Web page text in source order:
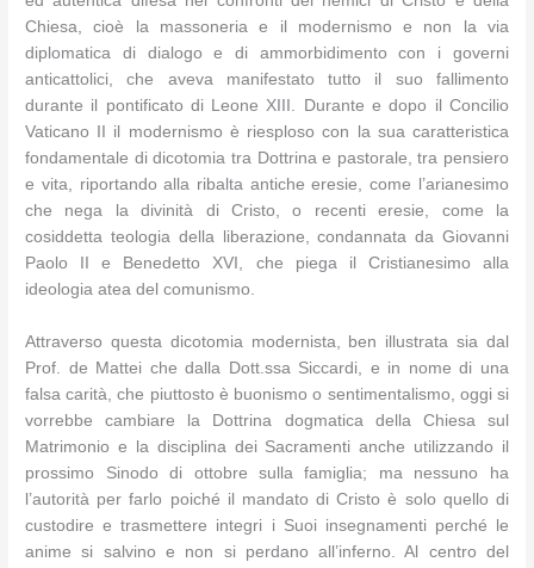
Chiesa, cioè la massoneria e il modernismo e non la via
diplomatica di dialogo e di ammorbidimento con i governi
anticattolici, che aveva manifestato tutto il suo fallimento
durante il pontificato di Leone XIII. Durante e dopo il Concilio
Vaticano II il modernismo è riesploso con la sua caratteristica
fondamentale di dicotomia tra Dottrina e pastorale, tra pensiero
e vita, riportando alla ribalta antiche eresie, come l’arianesimo
che nega la divinità di Cristo, o recenti eresie, come la
cosiddetta teologia della liberazione, condannata da Giovanni
Paolo II e Benedetto XVI, che piega il Cristianesimo alla
ideologia atea del comunismo.
Attraverso questa dicotomia modernista, ben illustrata sia dal
Prof. de Mattei che dalla Dott.ssa Siccardi, e in nome di una
falsa carità, che piuttosto è buonismo o sentimentalismo, oggi si
vorrebbe cambiare la Dottrina dogmatica della Chiesa sul
Matrimonio e la disciplina dei Sacramenti anche utilizzando il
prossimo Sinodo di ottobre sulla famiglia; ma nessuno ha
l’autorità per farlo poiché il mandato di Cristo è solo quello di
custodire e trasmettere integri i Suoi insegnamenti perché le
anime si salvino e non si perdano all’inferno. Al centro del